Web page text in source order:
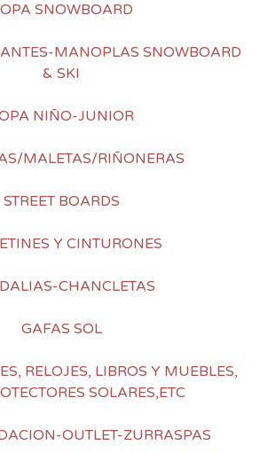
SNOWBOARD
MANOPLAS SNOWBOARD
& SKI
NIÑO-JUNIOR
MALETAS/RIÑONERAS
STREET BOARDS
Y CINTURONES
CHANCLETAS
GAFAS SOL
RELOJES, LIBROS Y MUEBLES,
SOLARES,ETC
OUTLET-ZURRASPAS